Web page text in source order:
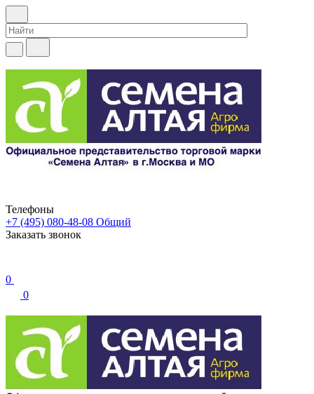
Телефоны
+7 (495) 080-48-08 Общий
Заказать звонок
0
0